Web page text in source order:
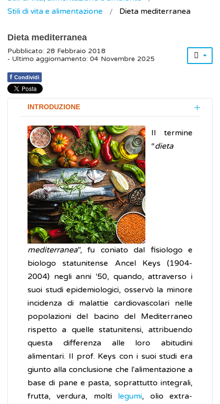
Stili di vita e alimentazione
Dieta mediterranea
Dieta mediterranea
Pubblicato: 28 Febbraio 2018
- Ultimo aggiornamento: 04 Novembre 2025
f Condividi
INTRODUZIONE
Il termine
“dieta
mediterranea”, fu coniato dal fisiologo e
biologo statunitense Ancel Keys (1904-
2004) negli anni '50, quando, attraverso i
suoi studi epidemiologici, osservò la minore
incidenza di malattie cardiovascolari nelle
popolazioni del bacino del Mediterraneo
rispetto a quelle statunitensi, attribuendo
questa differenza alle loro abitudini
alimentari. Il prof. Keys con i suoi studi era
giunto alla conclusione che l'alimentazione a
base di pane e pasta, soprattutto integrali,
frutta, verdura, molti legumi, olio extra-